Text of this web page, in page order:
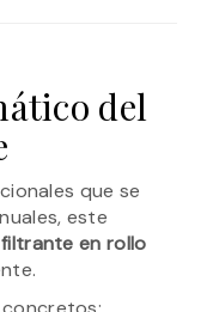
del
que se
este
en rollo